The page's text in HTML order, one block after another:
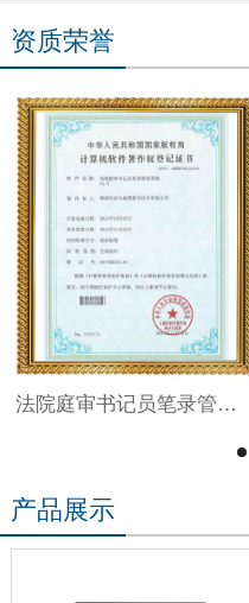
资质荣誉
法院庭审书记员笔录管理系统V1.0
产品展示